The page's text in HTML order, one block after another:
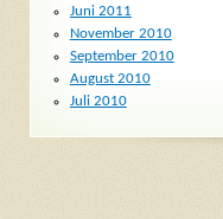
Juni 2011
November 2010
September 2010
August 2010
Juli 2010